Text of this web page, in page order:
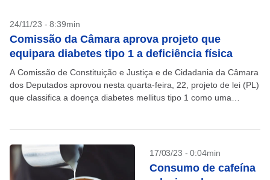
24/11/23 - 8:39min
Comissão da Câmara aprova projeto que
equipara diabetes tipo 1 a deficiência física
A Comissão de Constituição e Justiça e de Cidadania da Câmara
dos Deputados aprovou nesta quarta-feira, 22, projeto de lei (PL)
que classifica a doença diabetes mellitus tipo 1 como uma
17/03/23 - 0:04min
Consumo de cafeína